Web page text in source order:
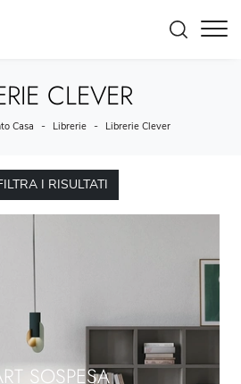
CLEVER
Casa - Librerie - Librerie Clever
I RISULTATI
SOSPESA